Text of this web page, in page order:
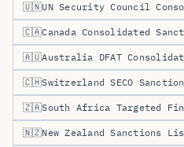
🇺🇳UN Security Council
🇨🇦Canada Consolidated
🇦🇺Australia DFAT
🇨🇭Switzerland SECO
🇿🇦South Africa Targeted
🇳🇿New Zealand Sanctions